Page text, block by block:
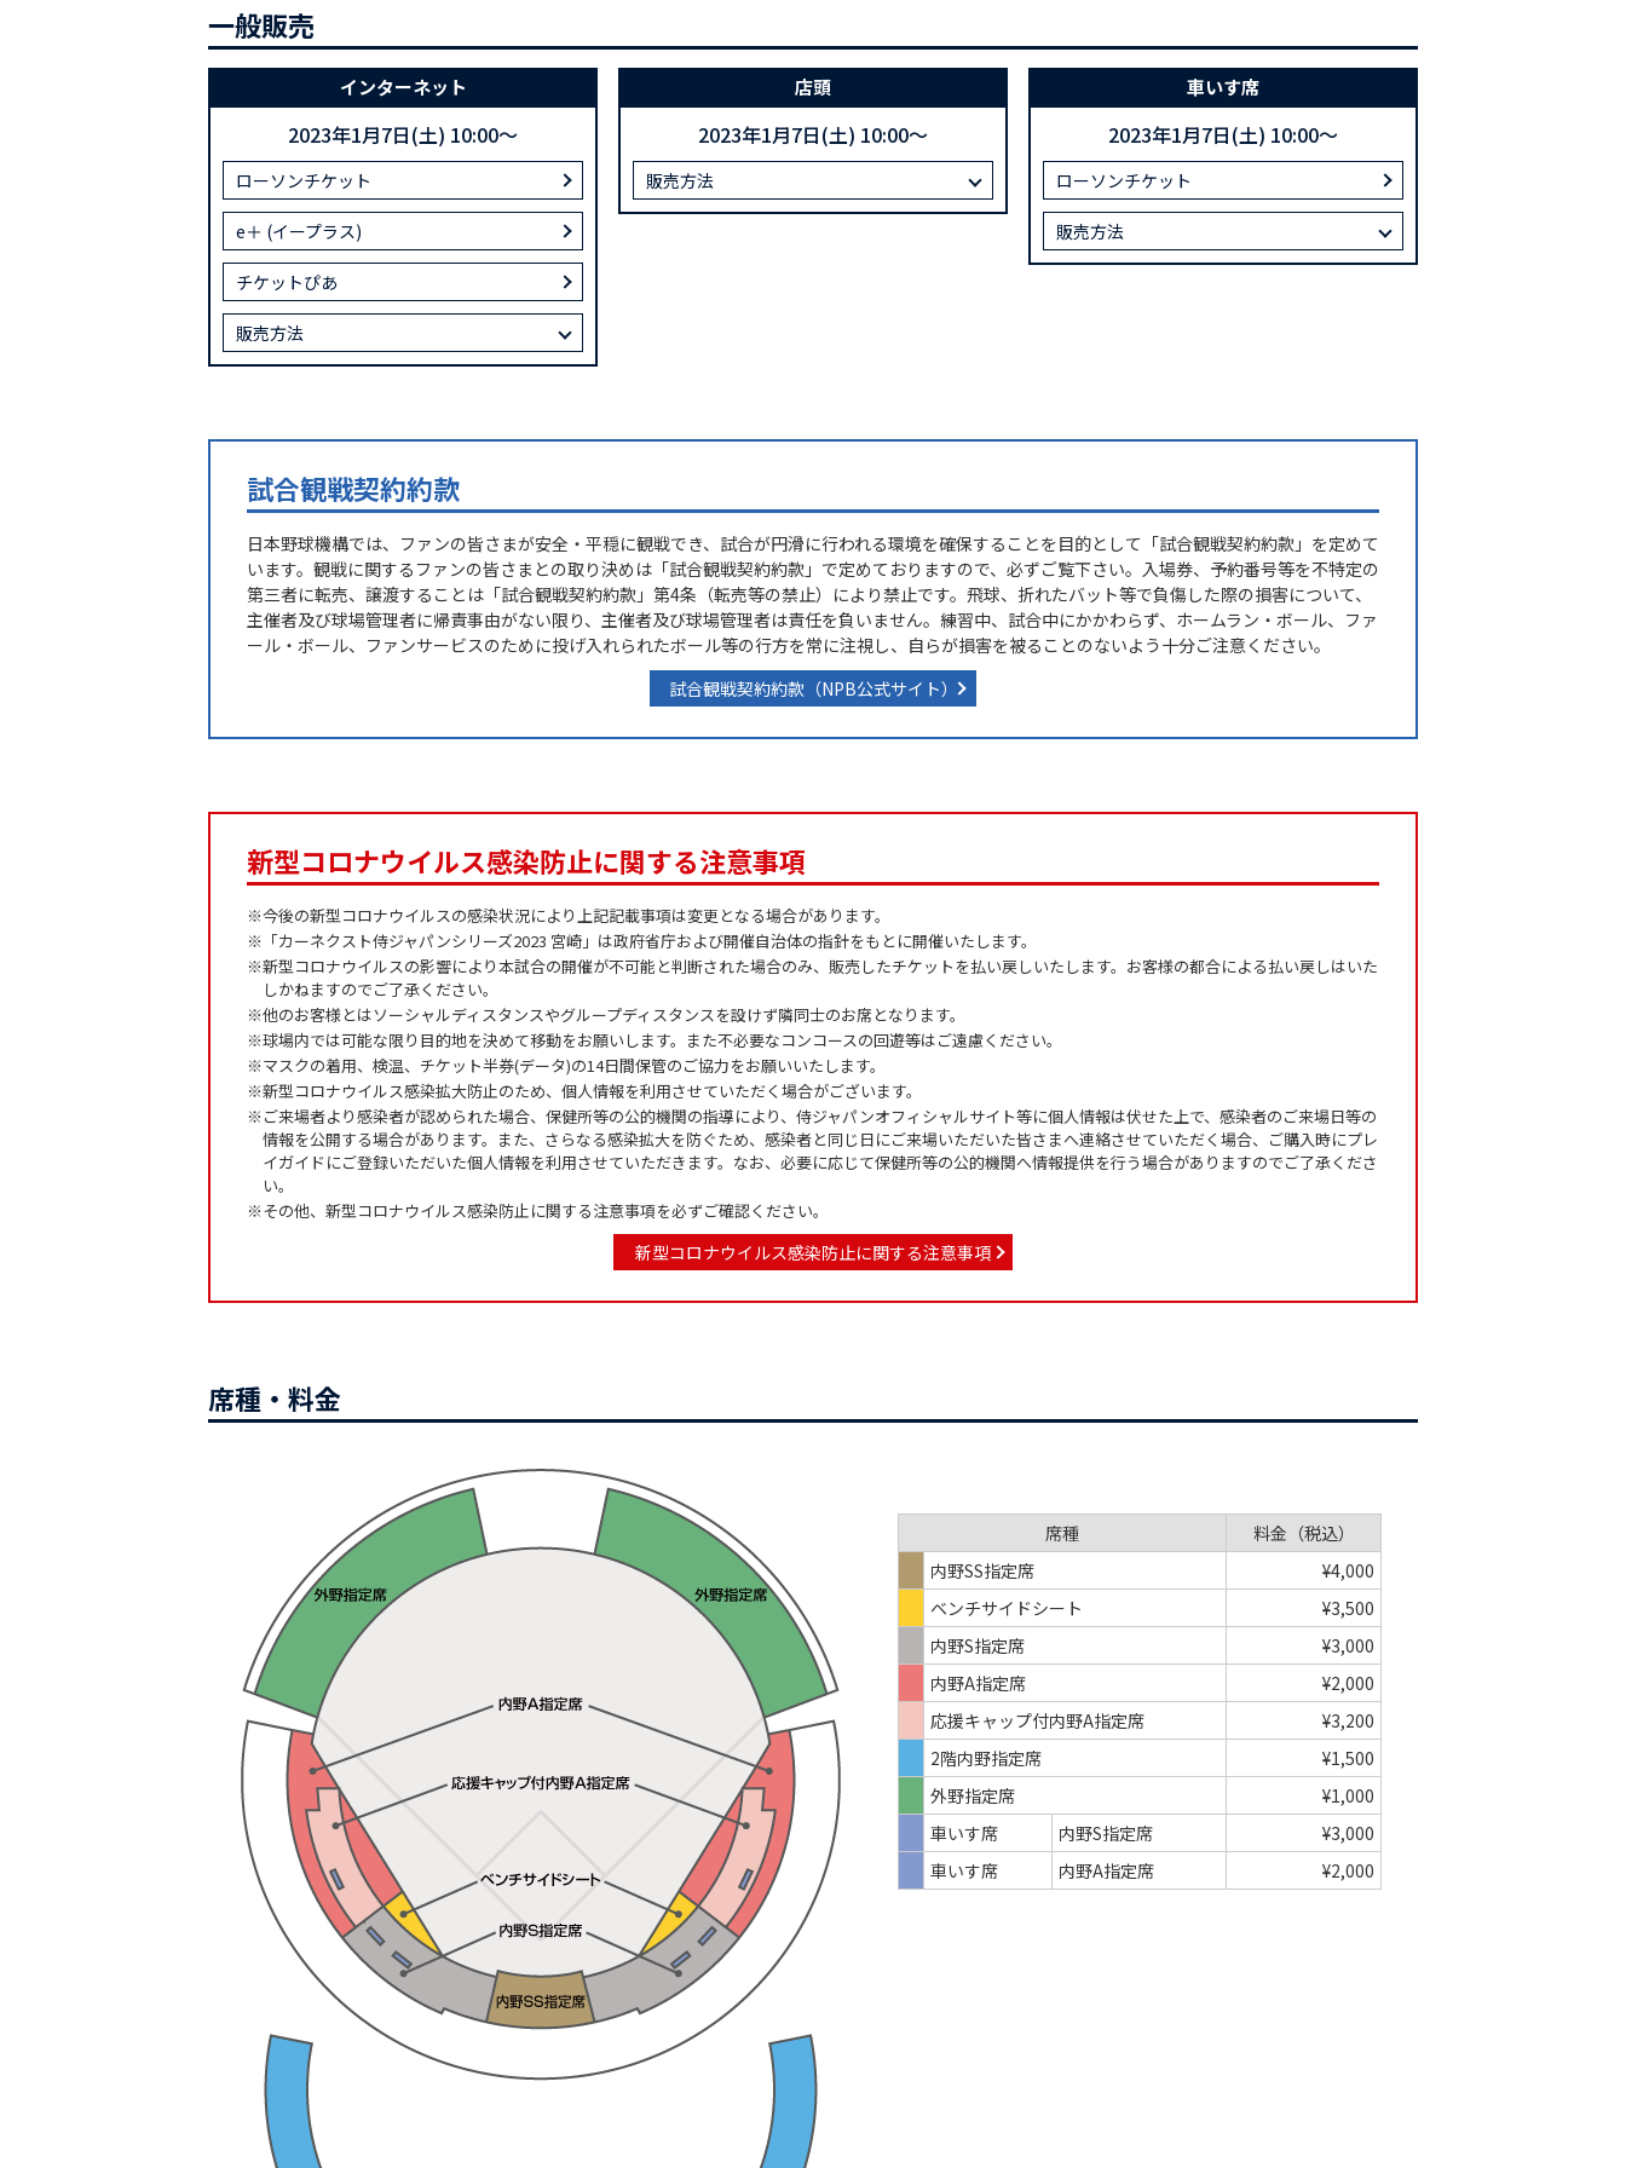
一般販売
インターネット
2023年1月7日(土) 10:00～
ローソンチケット
e＋ (イープラス)
チケットぴあ
販売方法
店頭
2023年1月7日(土) 10:00～
販売方法
車いす席
2023年1月7日(土) 10:00～
ローソンチケット
販売方法
試合観戦契約約款
日本野球機構では、ファンの皆さまが安全・平穏に観戦でき、試合が円滑に行われる環境を確保することを目的として「試合観戦契約約款」を定めて
います。観戦に関するファンの皆さまとの取り決めは「試合観戦契約約款」で定めておりますので、必ずご覧下さい。入場券、予約番号等を不特定の
第三者に転売、譲渡することは「試合観戦契約約款」第4条（転売等の禁止）により禁止です。飛球、折れたバット等で負傷した際の損害について、
主催者及び球場管理者に帰責事由がない限り、主催者及び球場管理者は責任を負いません。練習中、試合中にかかわらず、ホームラン・ボール、ファ
ール・ボール、ファンサービスのために投げ入れられたボール等の行方を常に注視し、自らが損害を被ることのないよう十分ご注意ください。
試合観戦契約約款（NPB公式サイト）
新型コロナウイルス感染防止に関する注意事項
※今後の新型コロナウイルスの感染状況により上記記載事項は変更となる場合があります。
※「カーネクスト侍ジャパンシリーズ2023 宮崎」は政府省庁および開催自治体の指針をもとに開催いたします。
※新型コロナウイルスの影響により本試合の開催が不可能と判断された場合のみ、販売したチケットを払い戻しいたします。お客様の都合による払い戻しはいた
しかねますのでご了承ください。
※他のお客様とはソーシャルディスタンスやグループディスタンスを設けず隣同士のお席となります。
※球場内では可能な限り目的地を決めて移動をお願いします。また不必要なコンコースの回遊等はご遠慮ください。
※マスクの着用、検温、チケット半券(データ)の14日間保管のご協力をお願いいたします。
※新型コロナウイルス感染拡大防止のため、個人情報を利用させていただく場合がございます。
※ご来場者より感染者が認められた場合、保健所等の公的機関の指導により、侍ジャパンオフィシャルサイト等に個人情報は伏せた上で、感染者のご来場日等の
情報を公開する場合があります。また、さらなる感染拡大を防ぐため、感染者と同じ日にご来場いただいた皆さまへ連絡させていただく場合、ご購入時にプレ
イガイドにご登録いただいた個人情報を利用させていただきます。なお、必要に応じて保健所等の公的機関へ情報提供を行う場合がありますのでご了承くださ
い。
※その他、新型コロナウイルス感染防止に関する注意事項を必ずご確認ください。
新型コロナウイルス感染防止に関する注意事項
席種・料金
席種
料金（税込）
内野SS指定席
¥4,000
ベンチサイドシート
¥3,500
内野S指定席
¥3,000
内野A指定席
¥2,000
応援キャップ付内野A指定席
¥3,200
2階内野指定席
¥1,500
外野指定席
¥1,000
車いす席
内野S指定席
¥3,000
車いす席
内野A指定席 ¥2,000